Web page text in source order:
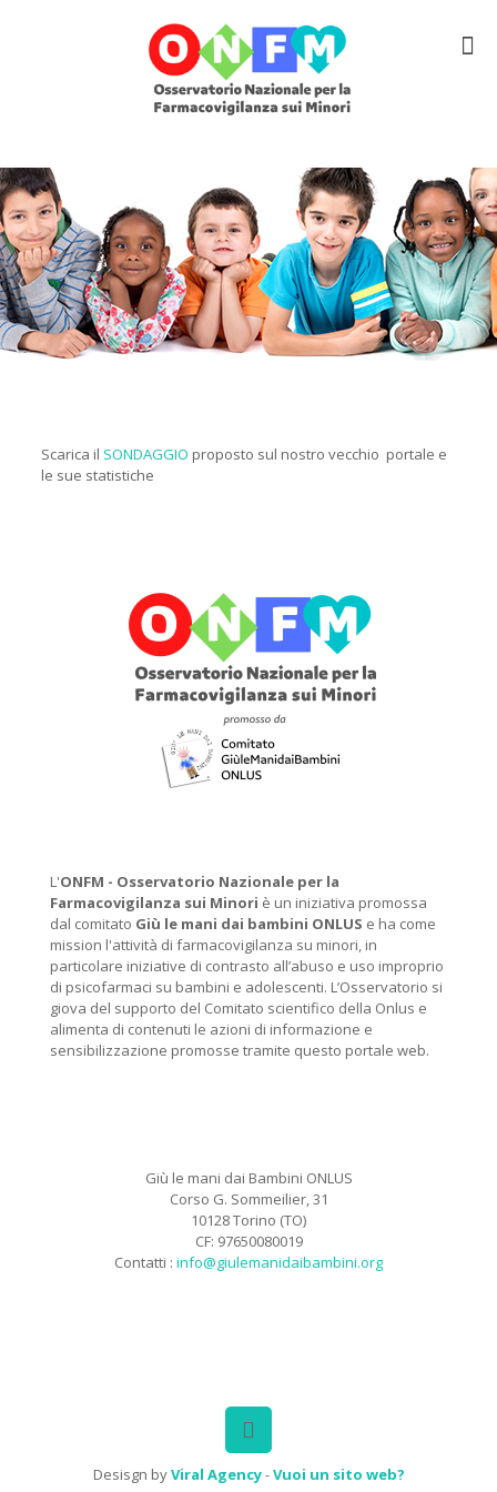
Scarica il SONDAGGIO proposto sul nostro vecchio portale e
le sue statistiche
L'ONFM - Osservatorio Nazionale per la
Farmacovigilanza sui Minori è un iniziativa promossa
dal comitato Giù le mani dai bambini ONLUS e ha come
mission l'attività di farmacovigilanza su minori, in
particolare iniziative di contrasto all’abuso e uso improprio
di psicofarmaci su bambini e adolescenti. L’Osservatorio si
giova del supporto del Comitato scientifico della Onlus e
alimenta di contenuti le azioni di informazione e
sensibilizzazione promosse tramite questo portale web.
Giù le mani dai Bambini ONLUS
Corso G. Sommeilier, 31
10128 Torino (TO)
CF: 97650080019
Contatti : info@giulemanidaibambini.org
Desisgn byViral Agency-Vuoi un sito web?